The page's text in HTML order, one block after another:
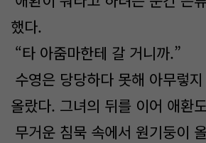
했다.
“타 아줌마한테 갈 거니까.”
수영은 당당하다 못해 아무렇
올랐다. 그녀의 뒤를 이어 애환
무거운 침묵 속에서 원기둥이